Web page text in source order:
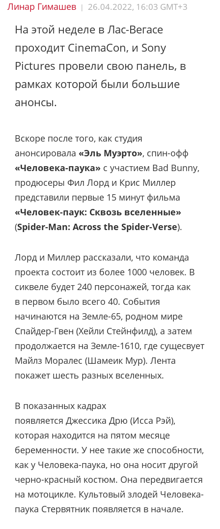
Линар Гимашев | 26.04.2022, 16:03 GMT+3
На этой неделе в Лас-Вегасе
проходит CinemaCon, и Sony
Pictures провели свою панель, в
рамках которой были большие
анонсы.
Вскоре после того, как студия
анонсировала «Эль Муэрто», спин-офф
«Человека-паука» с участием Bad Bunny,
продюсеры Фил Лорд и Крис Миллер
представили первые 15 минут фильма
«Человек-паук: Сквозь вселенные»
(Spider-Man: Across the Spider-Verse).
Лорд и Миллер рассказали, что команда
проекта состоит из более 1000 человек. В
сиквеле будет 240 персонажей, тогда как
в первом было всего 40. События
начинаются на Земле-65, родном мире
Спайдер-Гвен (Хейли Стейнфилд), а затем
продолжается на Земле-1610, где сущесвует
Майлз Моралес (Шамеик Мур). Лента
покажет шесть разных вселенных.
В показанных кадрах
появляется Джессика Дрю (Исса Рэй),
которая находится на пятом месяце
беременности. У нее такие же способности,
как у Человека-паука, но она носит другой
черно-красный костюм. Она передвигается
на мотоцикле. Культовый злодей Человека-
паука Стервятник появляется в начале.